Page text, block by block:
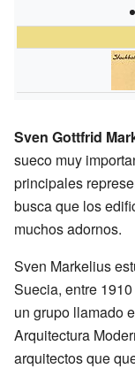
Sven Gottfrid
sueco muy
principales
busca que los
muchos adornos.
Sven Markelius
Suecia, entre
un grupo llamado
Arquitectura
arquitectos que